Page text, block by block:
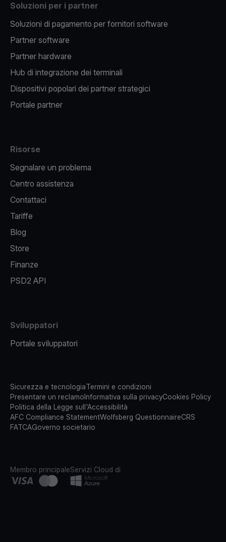
Soluzioni per i partner
Soluzioni di pagamento per fornitori software
Partner software
Partner hardware
Hub di integrazione dei terminali
Dispositivi popolari dei partner strategici
Portale partner
Risorse
Segnalare un problema
Centro assistenza
Contattaci
Tariffe
Blog
Store
Finanze
PSD2 API
Sviluppatori
Portale sviluppatori
Sicurezza e tecnologiaTermini e condizioni
Presentare un reclamoInformativa sulla privacyCookies Policy
Politica della Legge sull'Accessibilità
AFC Compliance StatementWolfsberg QuestionnaireCRS
FATCAGoverno societario
Membro principaleServizi Cloud di